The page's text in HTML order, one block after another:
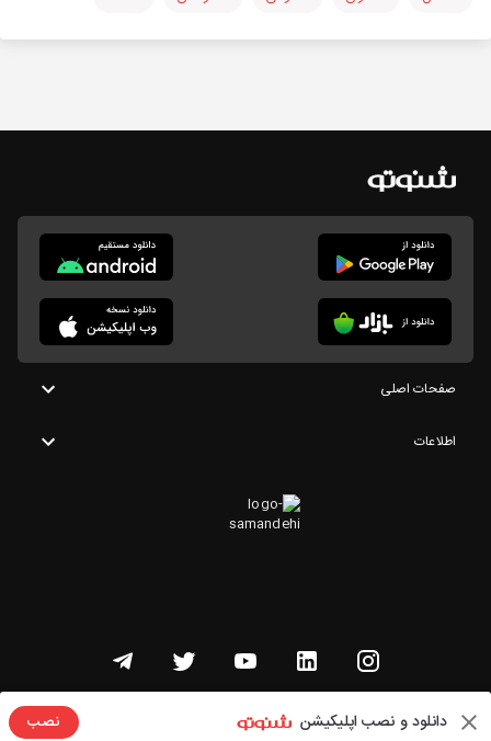
دانلود و نصب اپلیکیشن نصب
صفحات اصلی
اطلاعات
تمامی حقوق این وبسایت متعلق به شنوتو است